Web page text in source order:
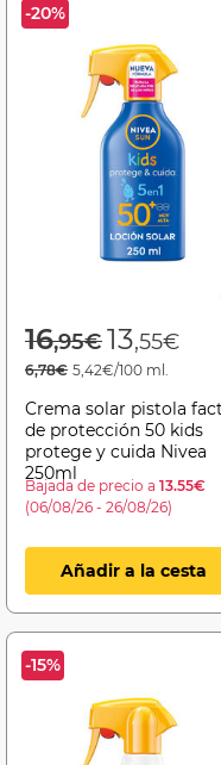
-20%
Price
16,95€to
13,55€
6,78€ 5,42€/100 ml.
Crema solar pistola
de protección 50 kids
protege y cuida Nivea
250ml
Bajada de precio a 13.55€
(06/08/26 - 26/08/26)
Añadir a la cesta
-15%